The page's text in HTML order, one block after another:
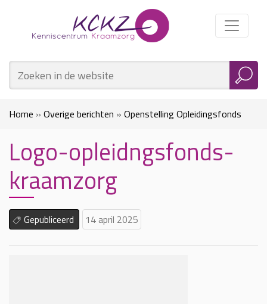
Home » Overige berichten » Openstelling Opleidingsfonds
Kraamzorg Tranche 3 » Logo-opleidngsfonds-kraamzorg
Logo-opleidngsfonds-
kraamzorg
Gepubliceerd 14 april 2025